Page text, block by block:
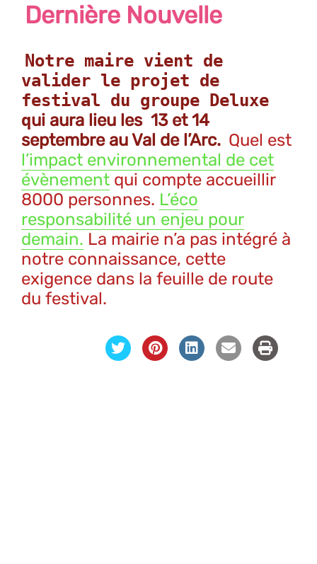
Dernière Nouvelle
Notre maire vient de
valider le projet de
festival du groupe Deluxe
qui aura lieu les 13 et 14
septembre au Val de l’Arc. Quel est
l’impact environnemental de cet
évènement qui compte accueillir
8000 personnes. L’éco
responsabilité un enjeu pour
demain. La mairie n’a pas intégré à
notre connaissance, cette
exigence dans la feuille de route
du festival.